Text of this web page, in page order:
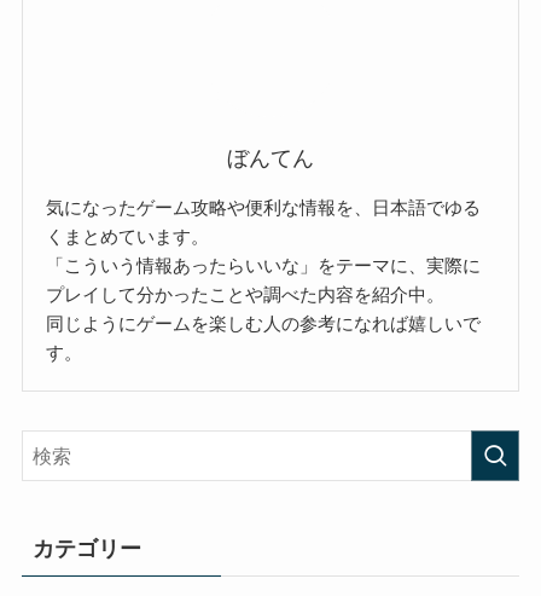
ぼんてん
気になったゲーム攻略や便利な情報を、日本語でゆる
くまとめています。
「こういう情報あったらいいな」をテーマに、実際に
プレイして分かったことや調べた内容を紹介中。
同じようにゲームを楽しむ人の参考になれば嬉しいで
す。
カテゴリー